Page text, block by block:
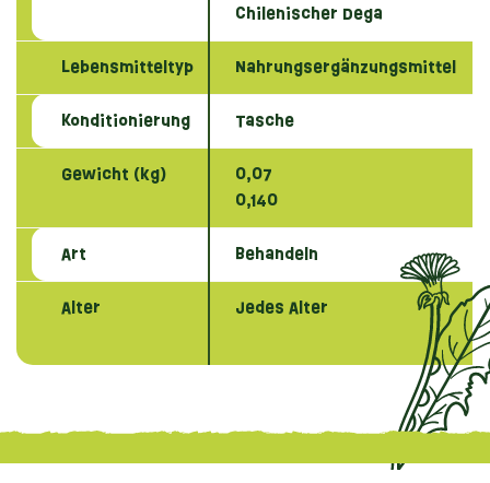
Chilenischer Dega
Lebensmitteltyp Nahrungsergänzungsmittel
Konditionierung Tasche
Gewicht (kg)
0,07
0,140
Art Behandeln
Alter Jedes Alter